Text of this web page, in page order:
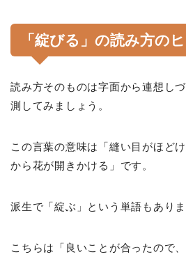
「綻びる」の読み方の
読み方そのものは字面から連想し
測してみましょう。
この言葉の意味は「縫い目がほど
から花が開きかける」です。
派生で「綻ぶ」という単語もありま
こちらは「良いことが合ったので